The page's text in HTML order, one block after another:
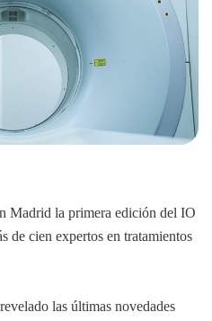
Madrid la primera edición del IO
de cien expertos en tratamientos
las últimas novedades